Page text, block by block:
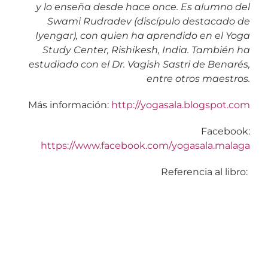
y lo enseña desde hace once. Es alumno del
Swami Rudradev (discípulo destacado de
Iyengar), con quien ha aprendido en el Yoga
Study Center, Rishikesh, India. También ha
estudiado con el Dr. Vagish Sastri de Benarés,
entre otros maestros.
Más información: http://yogasala.blogspot.com
Facebook:
https://www.facebook.com/yogasala.malaga
Referencia al libro: